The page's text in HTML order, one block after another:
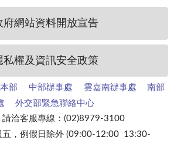
府網站資料開放宣告
私權及資訊安全政策
部 中部辦事處 雲嘉南辦事處
南部
外交部緊急聯絡中心
請洽客服專線：(02)8979-3100
五，例假日除外 (09:00-12:00 13:30-